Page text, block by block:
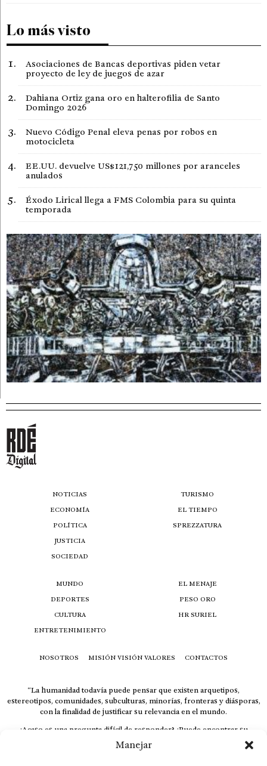
Manejar
Lo más visto
Asociaciones de Bancas deportivas piden vetar
proyecto de ley de juegos de azar
Dahiana Ortiz gana oro en halterofilia de Santo
Domingo 2026
Nuevo Código Penal eleva penas por robos en
motocicleta
EE.UU. devuelve US$121,750 millones por aranceles
anulados
Éxodo Lirical llega a FMS Colombia para su quinta
temporada
NOTICIAS
ECONOMÍA
POLÍTICA
JUSTICIA
SOCIEDAD
TURISMO
EL TIEMPO
SPREZZATURA
MUNDO
DEPORTES
CULTURA
ENTRETENIMIENTO
EL MENAJE
PESO ORO
HR SURIEL
NOSOTROS MISIÓN VISIÓN VALORES CONTACTOS
“La humanidad todavía puede pensar que existen arquetipos,
estereotipos, comunidades, subculturas, minorías, fronteras y diásporas,
con la finalidad de justificar su relevancia en el mundo.
¿Acaso es una pregunta difícil de responder? ¿Puede encontrar su
respuesta al instante, otorgando al receptor cuestionado espacio y
velocidad suficiente para responder correctamente? De no ser así, el que